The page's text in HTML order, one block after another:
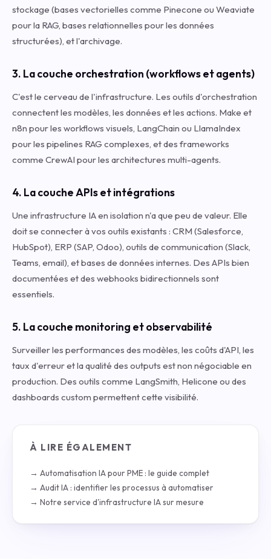
stockage (bases vectorielles comme Pinecone ou Weaviate
pour la RAG, bases relationnelles pour les données
structurées), et l'archivage.
3. La couche orchestration (workflows et agents)
C'est le cerveau de l'infrastructure. Les outils d'orchestration
connectent les modèles, les données et les actions. Make et
n8n pour les workflows visuels, LangChain ou LlamaIndex
pour les pipelines RAG complexes, et des frameworks
comme CrewAI pour les architectures multi-agents.
4. La couche APIs et intégrations
Une infrastructure IA en isolation n'a que peu de valeur. Elle
doit se connecter à vos outils existants : CRM (Salesforce,
HubSpot), ERP (SAP, Odoo), outils de communication (Slack,
Teams, email), et bases de données internes. Des APIs bien
documentées et des webhooks bidirectionnels sont
essentiels.
5. La couche monitoring et observabilité
Surveiller les performances des modèles, les coûts d'API, les
taux d'erreur et la qualité des outputs est non négociable en
production. Des outils comme LangSmith, Helicone ou des
dashboards custom permettent cette visibilité.
À LIRE ÉGALEMENT
→ Automatisation IA pour PME : le guide complet
→ Audit IA : identifier les processus à automatiser
→ Notre service d'infrastructure IA sur mesure